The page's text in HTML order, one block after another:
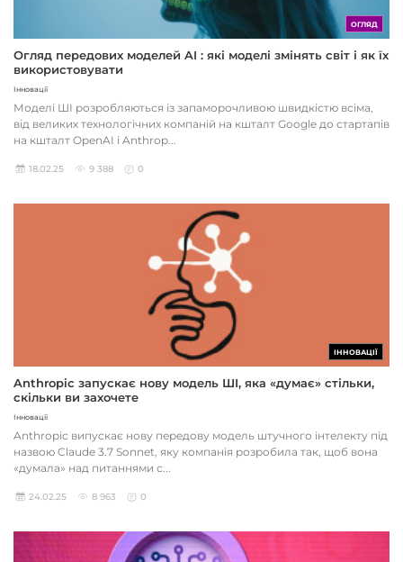
ОГЛЯД
Огляд передових моделей AI : які моделі змінять світ і як їх
використовувати
Інновації
Моделі ШІ розробляються із запаморочливою швидкістю всіма,
від великих технологічних компаній на кшталт Google до стартапів
на кшталт OpenAI і Anthrop...
18.02.25 9 388 0
ІННОВАЦІЇ
Anthropic запускає нову модель ШІ, яка «думає» стільки,
скільки ви захочете
Інновації
Anthropic випускає нову передову модель штучного інтелекту під
назвою Claude 3.7 Sonnet, яку компанія розробила так, щоб вона
«думала» над питаннями с...
24.02.25 8 963 0